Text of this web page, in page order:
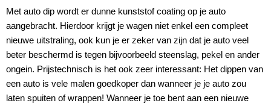
Met auto dip wordt er dunne kunststof coating op je auto
aangebracht. Hierdoor krijgt je wagen niet enkel een compleet
nieuwe uitstraling, ook kun je er zeker van zijn dat je auto veel
beter beschermd is tegen bijvoorbeeld steenslag, pekel en ander
ongein. Prijstechnisch is het ook zeer interessant: Het dippen van
een auto is vele malen goedkoper dan wanneer je je auto zou
laten spuiten of wrappen! Wanneer je toe bent aan een nieuwe